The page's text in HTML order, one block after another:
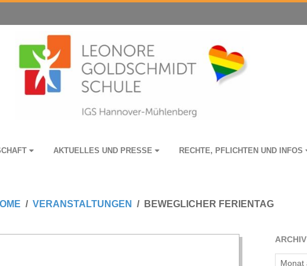
AKTU­EL­LES UND PRESSE RECHTE, PFLICH­TEN UND INFOS
VERANSTALTUNGEN BEWEGLICHER FERIENTAG
ARCHIV
Archiv